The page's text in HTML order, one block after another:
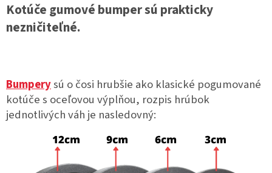
Kotúče gumové bumper sú prakticky
nezničiteľné.
Bumperysú o čosi hrubšie ako klasické pogumované
kotúče s oceľovou výplňou, rozpis hrúbok
jednotlivých váh je nasledovný: